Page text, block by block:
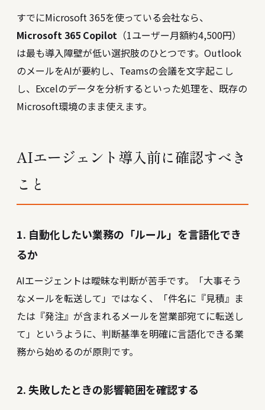
すでにMicrosoft 365を使っている会社なら、
Microsoft 365 Copilot （1ユーザー月額約4,500円）
は最も導入障壁が低い選択肢のひとつです。Outlook
のメールをAIが要約し、Teamsの会議を文字起こし
し、Excelのデータを分析するといった処理を、既存の
Microsoft環境のまま使えます。
AIエージェント導入前に確認すべき
こと
1. 自動化したい業務の「ルール」を言語化でき
るか
AIエージェントは曖昧な判断が苦手です。「大事そう
なメールを転送して」ではなく、「件名に『見積』ま
たは『発注』が含まれるメールを営業部宛てに転送し
て」というように、判断基準を明確に言語化できる業
務から始めるのが原則です。
2. 失敗したときの影響範囲を確認する